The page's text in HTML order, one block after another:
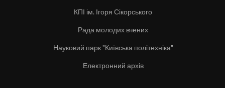
КПІ ім. Ігоря Сікорського
Рада молодих вчених
Науковий парк "Київська політехніка"
Електронний архів